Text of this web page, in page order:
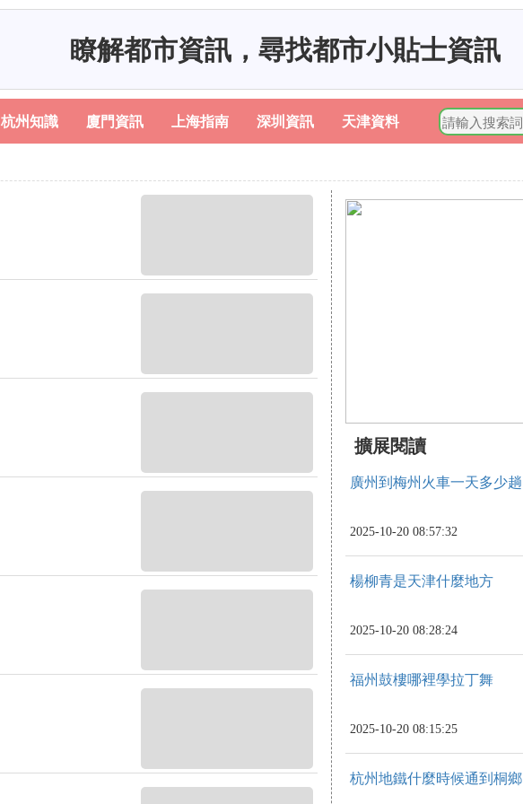
瞭解都市資訊，尋找都市小貼士資訊
杭州知識 廈門資訊 上海指南 深圳資訊 天津資料
擴展閱讀
廣州到梅州火車一天多少趟
2025-10-20 08:57:32
楊柳青是天津什麼地方
2025-10-20 08:28:24
福州鼓樓哪裡學拉丁舞
2025-10-20 08:15:25
杭州地鐵什麼時候通到桐鄉